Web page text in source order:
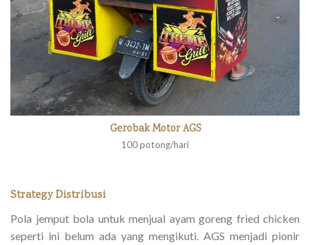
Gerobak Motor AGS
100 potong/hari
Strategy Distribusi
Pola jemput bola untuk menjual ayam goreng fried chicken
seperti ini belum ada yang mengikuti. AGS menjadi pionir